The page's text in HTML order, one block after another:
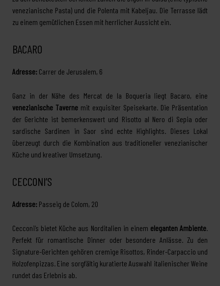
venezianische Pasta) und die Polenta mit Kabeljau. Die Terrasse lädt
zu einem gemütlichen Essen mit herrlicher Aussicht ein.
BACARO
Adresse: Carrer de Jerusalem, 6
Ganz in der Nähe des Mercat de la Boqueria liegt Bacaro, eine
venezianische Taverne mit exquisiter Speisekarte. Die Präsentation
der Gerichte ist bemerkenswert und Risotto al Nero di Sepia oder
sardische Sardinen in Saor sind echte Highlights. Dieses Lokal
überzeugt durch die Kombination aus traditioneller venezianischer
Küche und kreativer Umsetzung.
CECCONI’S
Adresse: Passeig de Colom, 20
Cecconi’s bietet Küche aus Norditalien in einem eleganten Ambiente
Perfekt für romantische Dinner oder besondere Anlässe. Zu den
Signature-Gerichten gehören cremige Risottos, Rinder-Carpaccio und
Holzofenpizzas. Eine sorgfältig kuratierte Auswahl italienischer Weine
rundet das Erlebnis ab.